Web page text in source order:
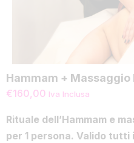
Hammam + Massaggio
€160,00 Iva Inclusa
Rituale dell’Hammam e
per 1 persona. Valido tutti